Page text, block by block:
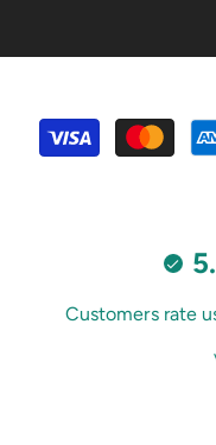
Customers rate